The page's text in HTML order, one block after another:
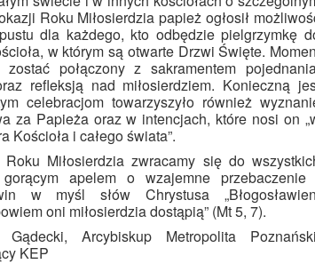
Roku Miłosierdzia papież ogłosił
dla każdego, kto odbędzie pielgrzymkę
w którym są otwarte Drzwi Święte.
połączony z sakramentem
refleksją nad miłosierdziem. Konieczną
celebracjom towarzyszyło również
za Papieża oraz w intencjach, które nosi on
Kościoła i całego świata”.
zwracamy się do
apelem o wzajemne przebaczenie
w myśl słów Chrystusa
oni miłosierdzia dostąpią” (Mt 5, 7).
Gądecki, Arcybiskup Metropolita
KEP